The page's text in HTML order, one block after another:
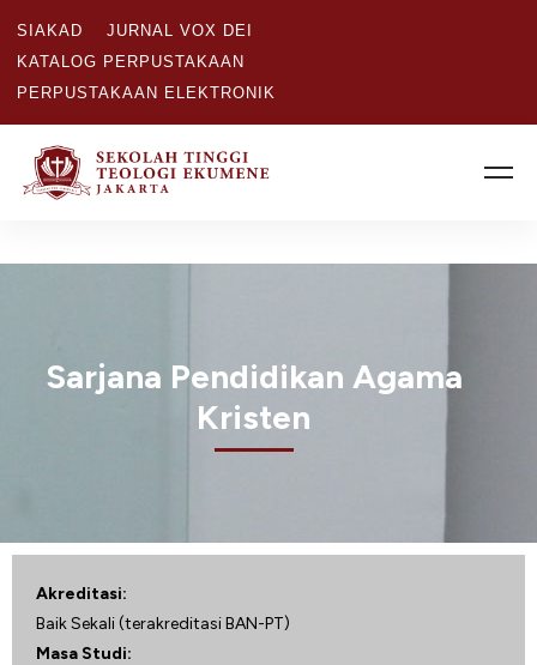
SIAKAD
JURNAL VOX DEI
KATALOG PERPUSTAKAAN
PERPUSTAKAAN ELEKTRONIK
Sarjana Pendidikan Agama
Kristen
Akreditasi:
Baik Sekali (terakreditasi BAN-PT)
Masa Studi: